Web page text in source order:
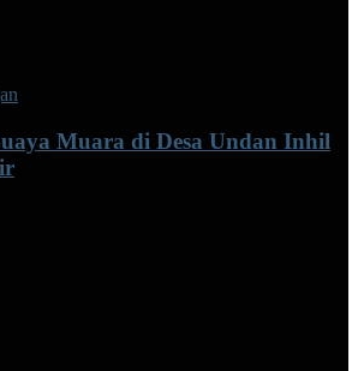
Muara di Desa Undan Inhil